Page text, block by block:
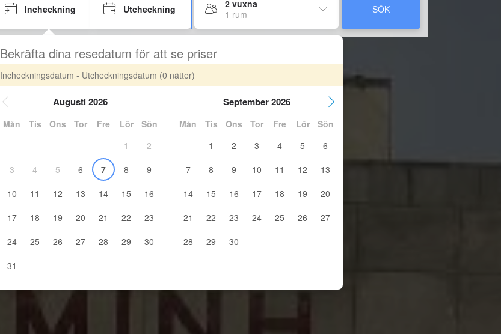
Incheckning Utcheckning
2 vuxna
1 rum
SÖK
Bekräfta dina resedatum för att se priser
Incheckningsdatum - Utcheckningsdatum (0 nätter)
Augusti 2026
Mån Tis Ons Tor Fre Lör
Sön
1
2
3
4 5 6 7 8
9
10
11 12 13 14 15
16
17
18 19 20 21 22
23
24
25 26 27 28 29
30
31
September 2026
Mån Tis Ons Tor Fre Lör
Sön
1
2 3 4 5
6
7
8 9 10 11 12
13
14
15 16 17 18 19
20
21
22 23 24 25 26
27
28
29 30